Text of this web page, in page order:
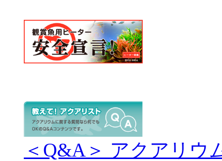
＜Q&A＞ アクアリウ